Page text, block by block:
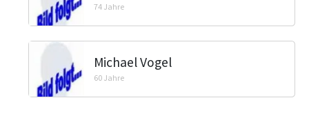
74 Jahre
Michael Vogel
60 Jahre